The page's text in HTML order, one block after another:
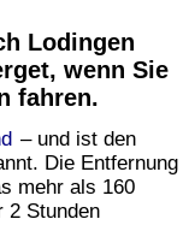
Lodingen
wenn Sie
fahren.
– und ist den
Die Entfernung
mehr als 160
2 Stunden